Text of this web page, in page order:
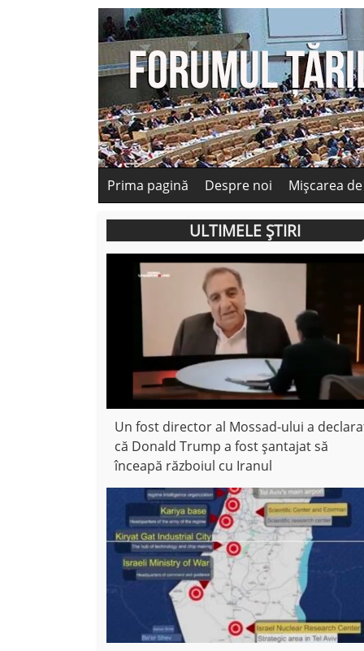
Prima pagină Despre noi Mișcarea
ULTIMELE ȘTIRI
Un fost director al Mossad-ului a
că Donald Trump a fost șantajat să
înceapă războiul cu Iranul